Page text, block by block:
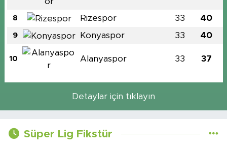
8 Rizespor 33 40
9 Konyaspor 33 40
10 Alanyaspor 33 37
Detaylar için tıklayın
Süper Lig Fikstür